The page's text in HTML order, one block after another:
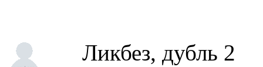
Ликбез, дубль 2